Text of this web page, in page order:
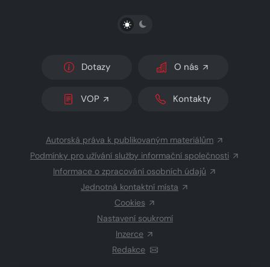
PŘEPNOUT SVĚTLÝ/TMAVÝ REŽIM
Dotazy O nás
VOP Kontakty
Autorská práva k publikovaným materiálům
Podmínky pro užívání služby informační společnosti
Informace o zpracování osobních údajů
Jednotná kontaktní místa
Cookies
Nastavení soukromí
Inzerce
Redakce